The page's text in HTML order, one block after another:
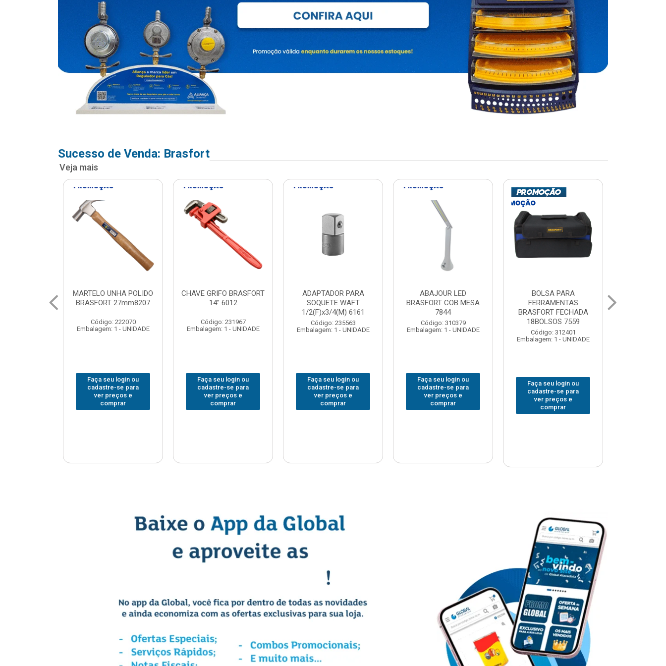
Sucesso de Venda: Brasfort
Veja mais
CHAVE GRIFO BRASFORT
14” 6012
Código: 231967
Embalagem: 1 - UNIDADE
Faça seu login ou
cadastre-se para
ver preços e
comprar
ADAPTADOR PARA
SOQUETE WAFT
Código: 235563
Embalagem: 1 - UNIDADE
Faça seu login ou
cadastre-se para
ver preços e
comprar
ABAJOUR LED
BRASFORT COB MESA
7844
Código: 310379
Embalagem: 1 - UNIDADE
Faça seu login ou
cadastre-se para
ver preços e
comprar
BOLSA PARA
FERRAMENTAS
BRASFORT FECHADA
18BOLSOS 7559
Código: 312401
Faça seu login ou
cadastre-se para
ver preços e
comprar
GRAMPO MARCENEIRO
SARGENTO BRASFORT
80x 250
Código: 312649
Embalagem: 1 - UNIDADE
Faça seu login ou
cadastre-se para
ver preços e
comprar